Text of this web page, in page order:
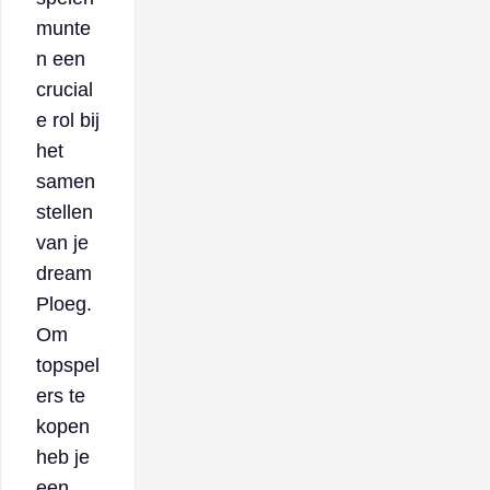
munte
n een
crucial
e rol bij
het
samen
stellen
van je
dream
Ploeg.
Om
topspel
ers te
kopen
heb je